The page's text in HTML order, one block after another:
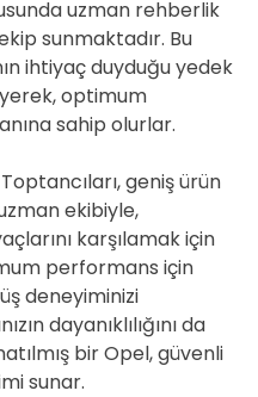
uzman rehberlik
sunmaktadır. Bu
ihtiyaç duyduğu yedek
optimum
sahip olurlar.
geniş ürün
ekibiyle,
karşılamak için
performans için
deneyiminizi
dayanıklılığını da
bir Opel, güvenli
sunar.